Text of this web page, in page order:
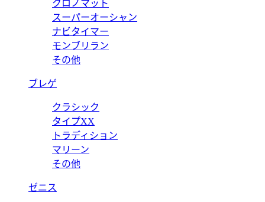
クロノマット
スーパーオーシャン
ナビタイマー
モンブリラン
その他
ブレゲ
クラシック
タイプXX
トラディション
マリーン
その他
ゼニス